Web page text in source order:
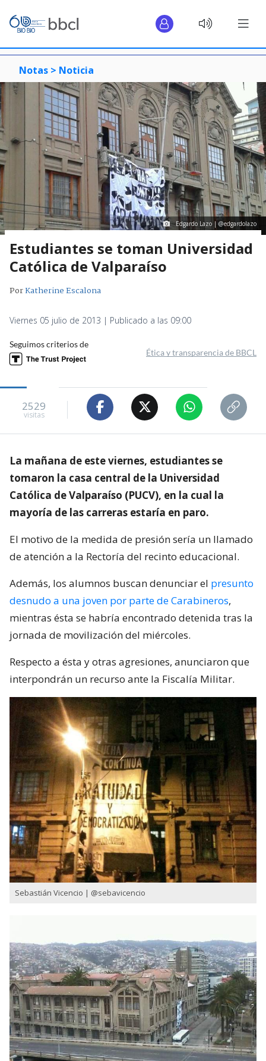
Notas > Noticia
Edgardo Lazo | @edgardolazo
Estudiantes se toman Universidad
Católica de Valparaíso
PorKatherine Escalona
Viernes 05 julio de 2013 | Publicado a las 09:00
Seguimos criterios de
Ética y transparencia de BBCL
2529
visitas
La mañana de este viernes, estudiantes se
tomaron la casa central de la Universidad
Católica de Valparaíso (PUCV), en la cual la
mayoría de las carreras estaría en paro.
El motivo de la medida de presión sería un llamado
de atención a la Rectoría del recinto educacional.
Además, los alumnos buscan denunciar el presunto
desnudo a una joven por parte de Carabineros,
mientras ésta se habría encontrado detenida tras la
jornada de movilización del miércoles.
Respecto a ésta y otras agresiones, anunciaron que
interpondrán un recurso ante la Fiscalía Militar.
Sebastián Vicencio | @sebavicencio